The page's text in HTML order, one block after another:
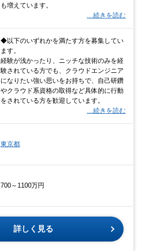
も増えています。
…続きを読む
◆以下のいずれかを満たす方を募集してい
ます。
経験が浅かったり、ニッチな技術のみを経
験されている方でも、クラウドエンジニア
になりたい強い思いをお持ちで、自己研鑽
やクラウド系資格の取得など具体的に行動
をされている方を歓迎しています。
…続きを読む
東京都
700～1100万円
詳しく見る